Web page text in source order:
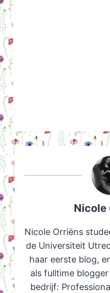
Nicole
Nicole Orriëns
de Universiteit
haar eerste blog,
als fulltime
bedrijf: